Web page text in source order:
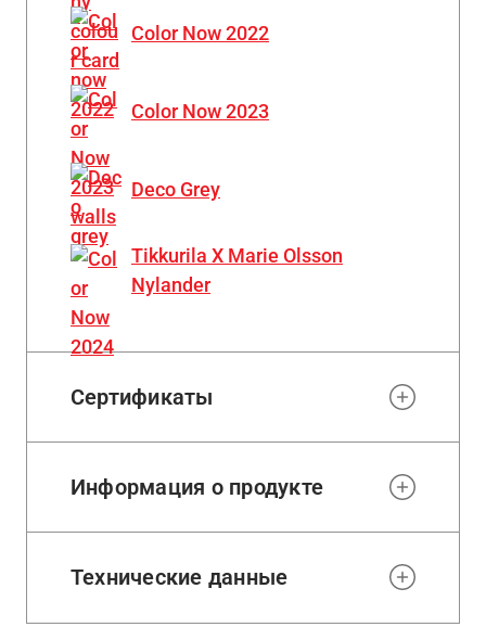
Color Now 2022
Color Now 2023
Deco Grey
Tikkurila X Marie Olsson
Nylander
Сертификаты
Информация о продукте
Технические данные